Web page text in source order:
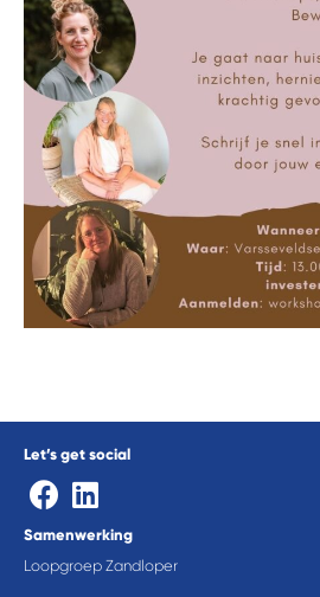
Let’s get social
Samenwerking
Loopgroep Zandloper